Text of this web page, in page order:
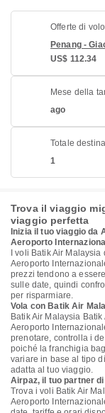
Offerte di
Penang -
US$ 112.34
Mese della
ago
Totale
1
Trova il viaggio
viaggio perfetta
Inizia il tuo viaggio da
Aeroporto
I voli Batik Air
Aeroporto
prezzi tendono a
sulle date, quindi
per risparmiare.
Vola con Batik Air
Batik Air Malaysia
Aeroporto
prenotare, controlla i
poiché la franchigia
variare in base al tipo
adatta al tuo viaggio.
Airpaz, il tuo partner
Trova i voli Batik Air
Aeroporto